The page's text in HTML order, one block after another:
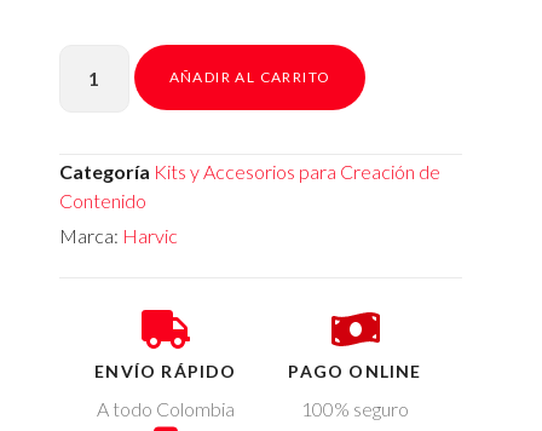
AÑADIR AL CARRITO
Categoría Kits y Accesorios para Creación de
Contenido
Marca: Harvic
ENVÍO RÁPIDO
A todo Colombia
PAGO ONLINE
100% seguro